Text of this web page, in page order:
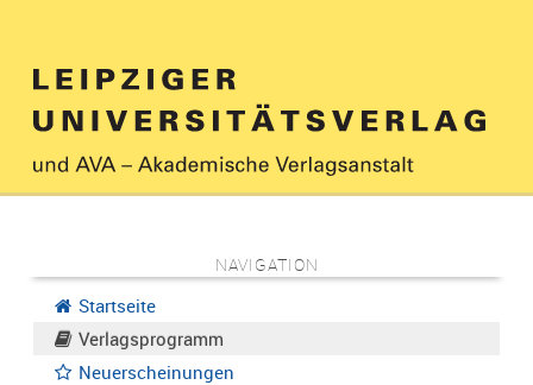
NAVIGATION
Startseite
Verlagsprogramm
Neuerscheinungen